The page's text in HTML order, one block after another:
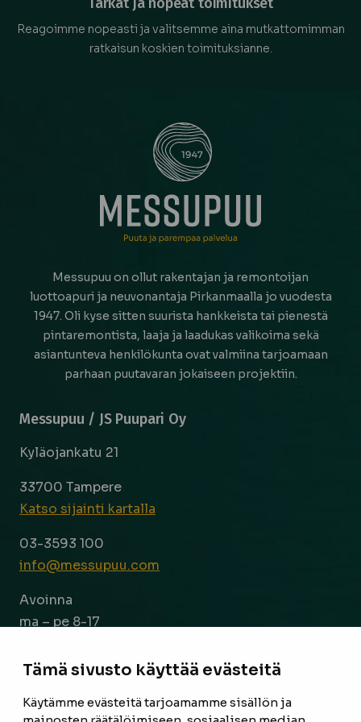
Tämä sivusto käyttää evästeitä
Käytämme evästeitä tarjoamamme sisällön ja
Reagoimme nopeasti ja valitsemme aina mutkattomimman
ratkaisun koskien toimituksianne.
Messupuu on ollut rakentajan ja remontoijan
luottoapuri ja neuvonantaja Pirkanmaalla jo vuodesta
1947. Oli kyse sitten suurista hankkeista tai pienestä
pintaremontista, laaja ja laadukas valikoima sekä
asiantunteva henkilökunta ovat valmiina tarjoamaan
parhaan puutavaran jokaiseen projektiin.
Messupuu / JS Puupari Oy
Kyläojankatu 21
33700 Tampere
Katso sijainti kartalla
03-3593 100
info@messupuu.com
Avoinna
ma – pe 8-17